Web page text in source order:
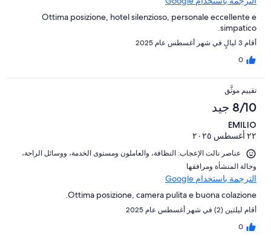
Ottima posizione, hotel silenzioso, personale eccellente e
simpatico.
أقام 3 ليالٍ في شهر أغسطس عام 2025
0
تقييم موثَّق
8/10 جيد
EMILIO
٢٢ أغسطس ٢٠٢٥
عناصر نالت الإعجاب: ⁦النظافة⁩، و⁦العاملون ومستوى الخدمة⁩، و⁦وسائل الراحة⁩،
و⁦حالة المنشأة ومرافقها⁩
الترجمة باستخدام Google
Ottima posizione, camera pulita e buona colazione.
أقام ليلتين (2) في شهر أغسطس عام 2025
0